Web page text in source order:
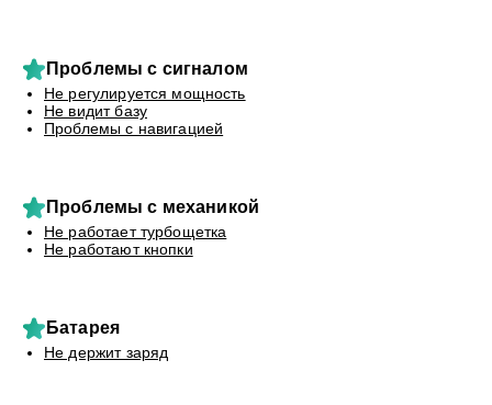
Проблемы с сигналом
Не регулируется мощность
Не видит базу
Проблемы с навигацией
Проблемы с механикой
Не работает турбощетка
Не работают кнопки
Батарея
Не держит заряд